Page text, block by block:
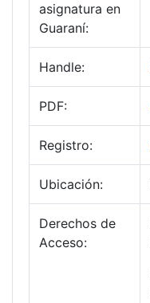
asignatura en
Guaraní:
Handle:
PDF:
Registro:
Ubicación:
Derechos de
Acceso: